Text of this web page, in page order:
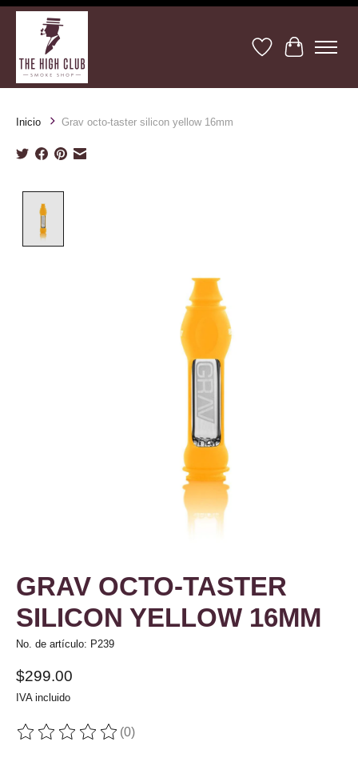
Lista de deseos
Cesta
Inicio Grav octo-taster silicon yellow 16mm
GRAV OCTO-TASTER
SILICON YELLOW 16MM
No. de artículo: P239
$299.00
IVA incluido
The rating of this product is
(0)